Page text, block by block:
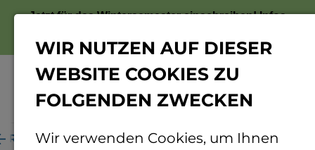
Jetzt für das Wintersemester einschreiben!Infos
Rotary Club fördert Abschlussarbeiten im Ausland
WIR NUTZEN AUF DIESER
WEBSITE COOKIES ZU
FOLGENDEN ZWECKEN
Wir verwenden Cookies, um Ihnen